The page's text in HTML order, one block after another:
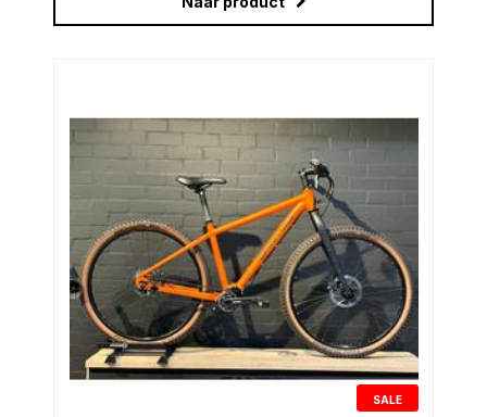
SALE